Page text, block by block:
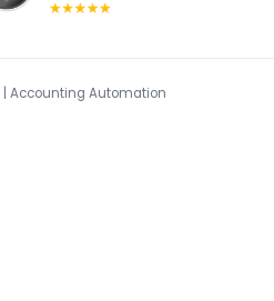
| Accounting Automation